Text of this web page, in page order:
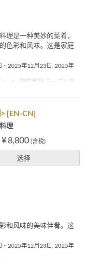
理是一种美妙的菜肴，
色彩和风味。这是家庭
~ 2025年12月23日, 2025年
1 ~ 8 座位类别 テーブル席
[EN-CN]
理
¥ 8,800 (含税)
选择
和风味的美味佳肴。这
~ 2025年12月23日, 2025年